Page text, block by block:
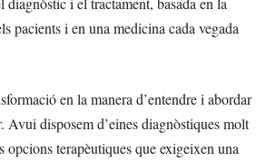
pacients i en una medicina cada vegada
en la manera d’entendre i abordar
Avui disposem d’eines diagnòstiques molt
opcions terapèutiques que exigeixen una